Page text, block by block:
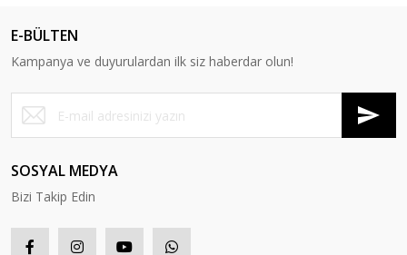
E-BÜLTEN
Kampanya ve duyurulardan ilk siz haberdar olun!
SOSYAL MEDYA
Bizi Takip Edin